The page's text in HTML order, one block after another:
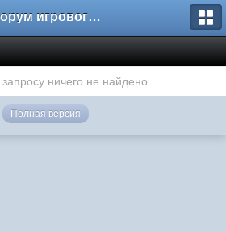
Форум игрового проекта Riverrise
ничего не найдено.
Полная версия